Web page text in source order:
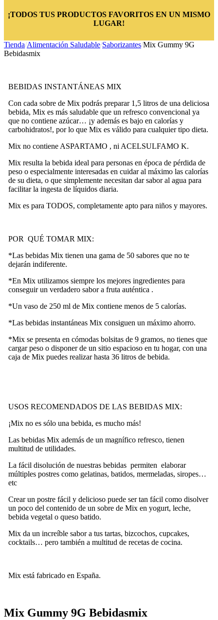
¡TODOS TUS PRODUCTOS FAVORITOS EN UN MISMO
LUGAR!
Tienda/Alimentación Saludable/Saborizantes/Mix Gummy 9G
Bebidasmix
BEBIDAS INSTANTÁNEAS MIX
Con cada sobre de Mix podrás preparar 1,5 litros de una deliciosa
bebida, Mix es más saludable que un refresco convencional ya
que no contiene azúcar… ¡y además es bajo en calorías y
carbohidratos!, por lo que Mix es válido para cualquier tipo dieta.
Mix no contiene ASPARTAMO , ni ACELSULFAMO K.
Mix resulta la bebida ideal para personas en época de pérdida de
peso o especialmente interesadas en cuidar al máximo las calorías
de su dieta, o que simplemente necesitan dar sabor al agua para
facilitar la ingesta de líquidos diaria.
Mix es para TODOS, completamente apto para niños y mayores.
POR QUÉ TOMAR MIX:
*Las bebidas Mix tienen una gama de 50 sabores que no te
dejarán indiferente.
*En Mix utilizamos siempre los mejores ingredientes para
conseguir un verdadero sabor a fruta auténtica .
*Un vaso de 250 ml de Mix contiene menos de 5 calorías.
*Las bebidas instantáneas Mix consiguen un máximo ahorro.
*Mix se presenta en cómodas bolsitas de 9 gramos, no tienes que
cargar peso o disponer de un sitio espacioso en tu hogar, con una
caja de Mix puedes realizar hasta 36 litros de bebida.
USOS RECOMENDADOS DE LAS BEBIDAS MIX:
¡Mix no es sólo una bebida, es mucho más!
Las bebidas Mix además de un magnífico refresco, tienen
multitud de utilidades.
La fácil disolución de nuestras bebidas permiten elaborar
múltiples postres como gelatinas, batidos, mermeladas, siropes…
etc
Crear un postre fácil y delicioso puede ser tan fácil como disolver
un poco del contenido de un sobre de Mix en yogurt, leche,
bebida vegetal o queso batido.
Mix da un increíble sabor a tus tartas, bizcochos, cupcakes,
cocktails… pero también a multitud de recetas de cocina.
Mix está fabricado en España.
Mix Gummy 9G Bebidasmix